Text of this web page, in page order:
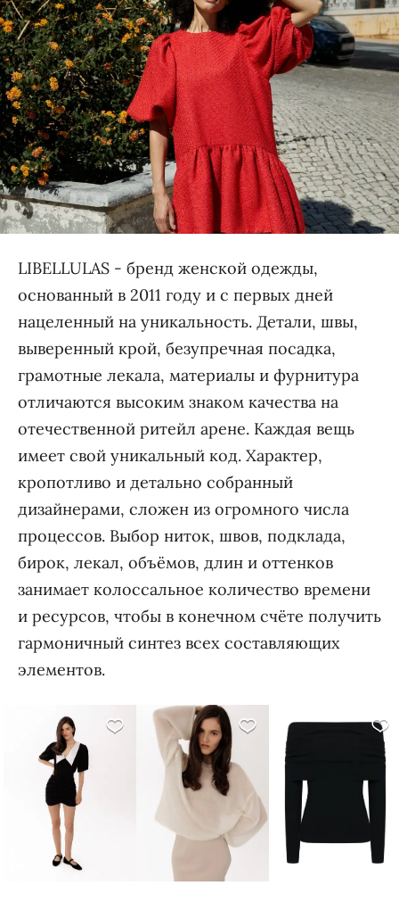
LIBELLULAS - бренд женской одежды,
основанный в 2011 году и с первых дней
нацеленный на уникальность. Детали, швы,
выверенный крой, безупречная посадка,
грамотные лекала, материалы и фурнитура
отличаются высоким знаком качества на
отечественной ритейл арене. Каждая вещь
имеет свой уникальный код. Характер,
кропотливо и детально собранный
дизайнерами, сложен из огромного числа
процессов. Выбор ниток, швов, подклада,
бирок, лекал, объёмов, длин и оттенков
занимает колоссальное количество времени
и ресурсов, чтобы в конечном счёте получить
гармоничный синтез всех составляющих
элементов.